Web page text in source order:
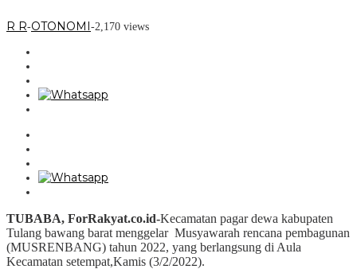
R R-OTONOMI-2,170 views
TUBABA, ForRakyat.co.id-Kecamatan pagar dewa kabupaten
Tulang bawang barat menggelar Musyawarah rencana pembagunan
(MUSRENBANG) tahun 2022, yang berlangsung di Aula
Kecamatan setempat,Kamis (3/2/2022).